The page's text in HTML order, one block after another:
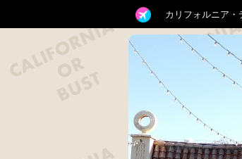
カリフォルニア・